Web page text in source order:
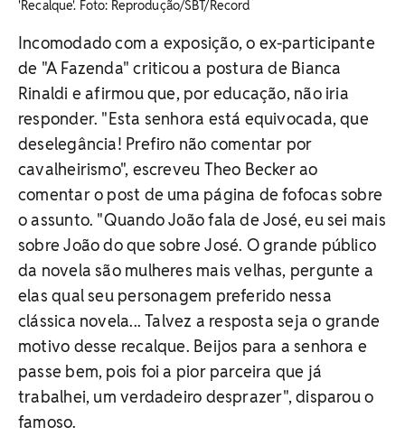
'Recalque'. Foto: Reprodução/SBT/Record
Incomodado com a exposição, o ex-participante
de "A Fazenda" criticou a postura de Bianca
Rinaldi e afirmou que, por educação, não iria
responder. "Esta senhora está equivocada, que
deselegância! Prefiro não comentar por
cavalheirismo", escreveu Theo Becker ao
comentar o post de uma página de fofocas sobre
o assunto. "Quando João fala de José, eu sei mais
sobre João do que sobre José. O grande público
da novela são mulheres mais velhas, pergunte a
elas qual seu personagem preferido nessa
clássica novela... Talvez a resposta seja o grande
motivo desse recalque. Beijos para a senhora e
passe bem, pois foi a pior parceira que já
trabalhei, um verdadeiro desprazer", disparou o
famoso.